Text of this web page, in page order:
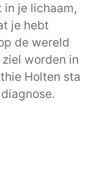
in je lichaam,
je hebt
de wereld
worden in
Holten sta